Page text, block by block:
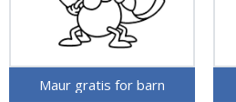
Maur gratis for barn